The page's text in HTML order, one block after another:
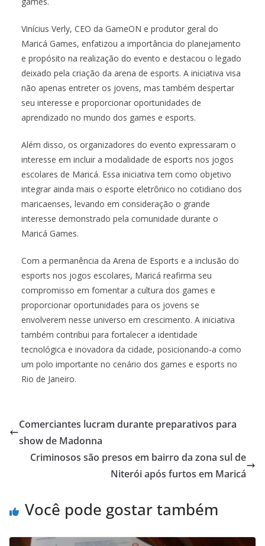
Vinícius Verly, CEO da GameON e produtor geral do
Maricá Games, enfatizou a importância do planejamento
e propósito na realização do evento e destacou o legado
deixado pela criação da arena de esports. A iniciativa visa
não apenas entreter os jovens, mas também despertar
seu interesse e proporcionar oportunidades de
aprendizado no mundo dos games e esports.
Além disso, os organizadores do evento expressaram o
interesse em incluir a modalidade de esports nos jogos
escolares de Maricá. Essa iniciativa tem como objetivo
integrar ainda mais o esporte eletrônico no cotidiano dos
maricaenses, levando em consideração o grande
interesse demonstrado pela comunidade durante o
Maricá Games.
Com a permanência da Arena de Esports e a inclusão do
esports nos jogos escolares, Maricá reafirma seu
compromisso em fomentar a cultura dos games e
proporcionar oportunidades para os jovens se
envolverem nesse universo em crescimento. A iniciativa
também contribui para fortalecer a identidade
tecnológica e inovadora da cidade, posicionando-a como
um polo importante no cenário dos games e esports no
Rio de Janeiro.
Comerciantes lucram durante preparativos para
show de Madonna
Criminosos são presos em bairro da zona sul de
Niterói após furtos em Maricá
Você pode gostar também